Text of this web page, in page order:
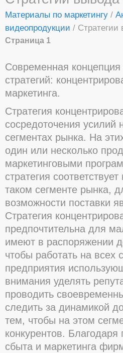
Материалы по маркетингу /
видеопродукции / Стратегии
Страница 1
Современная концепция
стратегий:
маркетинга.
Стратегия
сосредоточения
сегментах рынка. На
один или несколько
маркетинговыми
стратегия
таком сегменте рынка,
возможности поставки
Стратегия
предпочтительна для
имеют в распоряжении
чтобы работать на всех
предприятия
внимания уделять
проводить
следить за динамикой
тем, чтобы на этом
конкурентов.
сбыта и маркетинга